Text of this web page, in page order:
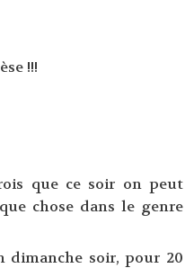
!!!
que ce soir on peut
chose dans le genre
dimanche soir, pour 20